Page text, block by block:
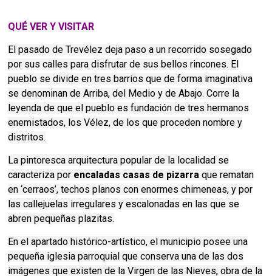
QUÉ VER Y VISITAR
El pasado de Trevélez deja paso a un recorrido sosegado
por sus calles para disfrutar de sus bellos rincones. El
pueblo se divide en tres barrios que de forma imaginativa
se denominan de Arriba, del Medio y de Abajo. Corre la
leyenda de que el pueblo es fundación de tres hermanos
enemistados, los Vélez, de los que proceden nombre y
distritos.
La pintoresca arquitectura popular de la localidad se
caracteriza por encaladas casas de pizarra que rematan
en ‘cerraos’, techos planos con enormes chimeneas, y por
las callejuelas irregulares y escalonadas en las que se
abren pequeñas plazitas.
En el apartado histórico-artístico, el municipio posee una
pequeña iglesia parroquial que conserva una de las dos
imágenes que existen de la Virgen de las Nieves, obra de la